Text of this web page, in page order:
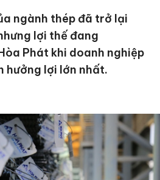
ngành thép đã trở lại
lợi thế đang
Phát khi doanh nghiệp
hưởng lợi lớn nhất.